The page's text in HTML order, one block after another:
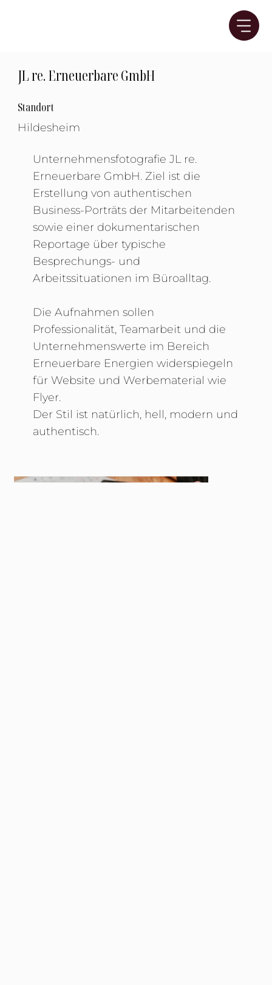
JL re. Erneuerbare GmbH
Standort
Hildesheim
Unternehmensfotografie JL re.
Erneuerbare GmbH. Ziel ist die
Erstellung von authentischen
Business-Porträts der Mitarbeitenden
sowie einer dokumentarischen
Reportage über typische
Besprechungs- und
Arbeitssituationen im Büroalltag.
Die Aufnahmen sollen
Professionalität, Teamarbeit und die
Unternehmenswerte im Bereich
Erneuerbare Energien widerspiegeln
für Website und Werbematerial wie
Flyer.
Der Stil ist natürlich, hell, modern und
authentisch.